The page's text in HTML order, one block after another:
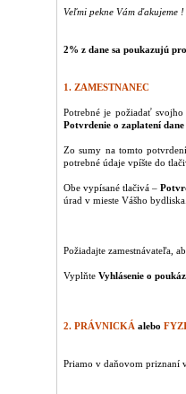
Veľmi pekne Vám ďakujeme !
2% z dane sa poukazujú
1. ZAMESTNANEC
Potrebné je požiadať
Potvrdenie o zaplatení dane
Zo sumy na tomto
potrebné údaje vpíšte do
Obe vypísané tlačivá –
úrad v mieste Vášho
Požiadajte zamestnávateľa,
Vyplňte Vyhlásenie o
2. PRÁVNICKÁ alebo
Priamo v daňovom priznaní